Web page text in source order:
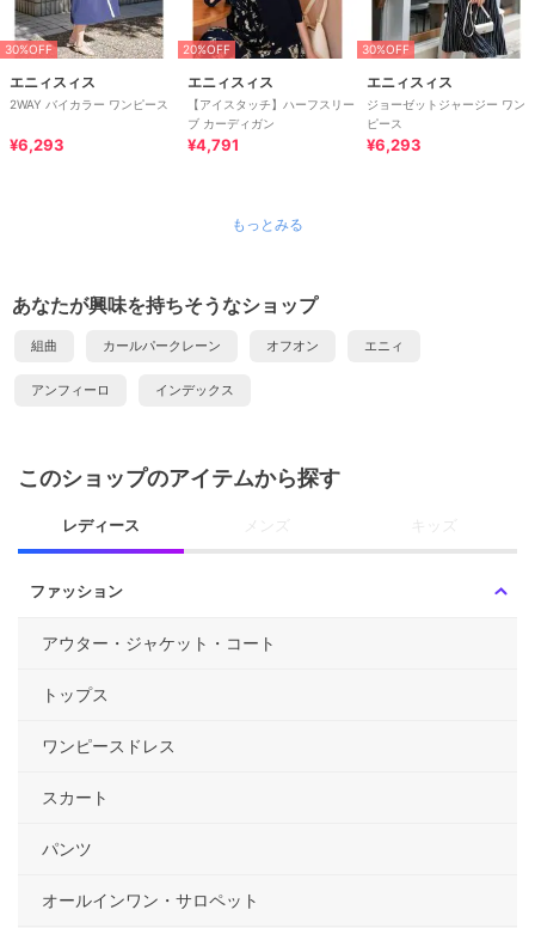
30%OFF
エニィスィス
2WAY バイカラー ワンピース
¥6,293
20%OFF
エニィスィス
【アイスタッチ】ハーフスリー
ブ カーディガン
¥4,791
30%OFF
エニィスィス
ジョーゼットジャージー ワン
ピース
¥6,293
もっとみる
あなたが興味を持ちそうなショップ
組曲 カールパークレーン オフオン エニィ
アンフィーロ インデックス
このショップのアイテムから探す
レディース メンズ キッズ
ファッション
アウター・ジャケット・コート
トップス
ワンピースドレス
スカート
パンツ
オールインワン・サロペット